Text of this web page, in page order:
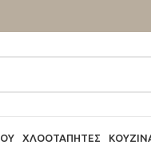
ΧΛΟΟΤΆΠΗΤΕΣ